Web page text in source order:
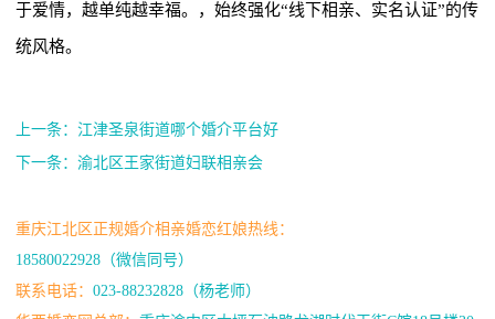
于爱情，越单纯越幸福。，始终强化“线下相亲、实名认证”的传
统风格。
上一条：江津圣泉街道哪个婚介平台好
下一条：渝北区王家街道妇联相亲会
重庆江北区正规婚介相亲婚恋红娘热线：
18580022928（微信同号）
联系电话： 023-88232828（杨老师）